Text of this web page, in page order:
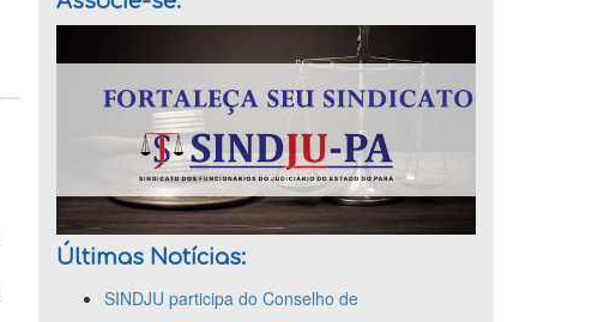
Últimas Notícias:
SINDJU participa do Conselho de